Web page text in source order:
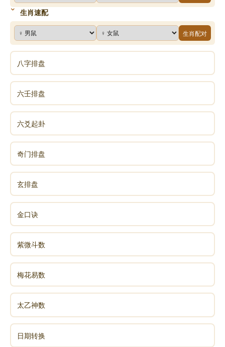
生肖速配
生肖配对
八字排盘
六壬排盘
六爻起卦
奇门排盘
玄排盘
金口诀
紫微斗数
梅花易数
太乙神数
日期转换